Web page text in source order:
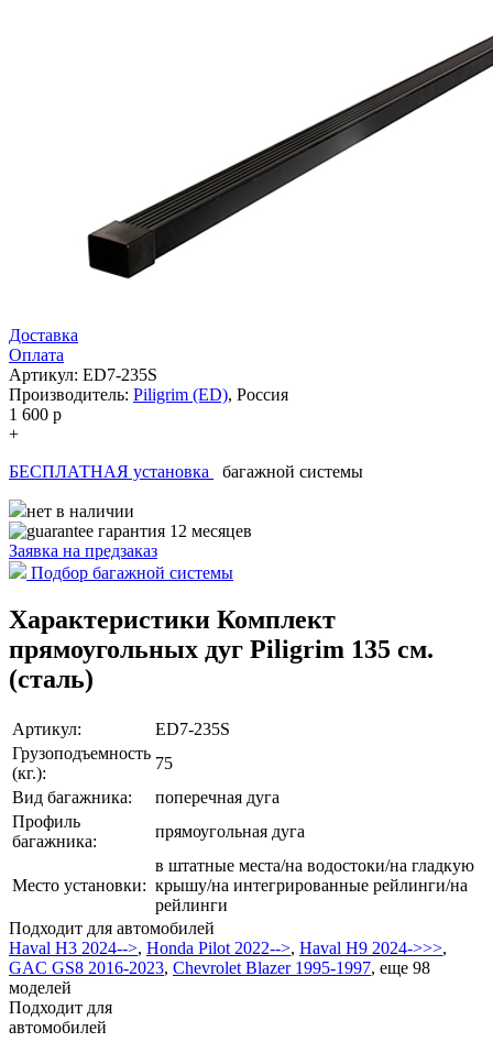
Доставка
Оплата
Артикул: ED7-235S
Производитель: Piligrim (ED), Россия
1 600 p
+
БЕСПЛАТНАЯ установка
багажной системы
нет в наличии
гарантия 12 месяцев
Заявка на предзаказ
Подбор багажной системы
Характеристики Комплект
прямоугольных дуг Piligrim 135 см.
(сталь)
Артикул:
ED7-235S
Грузоподъемность
(кг.):
75
Вид багажника:
поперечная дуга
Профиль
багажника:
прямоугольная дуга
Место установки:
в штатные места/на водостоки/на гладкую
крышу/на интегрированные рейлинги/на
рейлинги
Подходит для автомобилей
Haval H3 2024-->, Honda Pilot 2022-->, Haval H9 2024->>>,
GAC GS8 2016-2023, Chevrolet Blazer 1995-1997, еще 98
моделей
Подходит для
автомобилей